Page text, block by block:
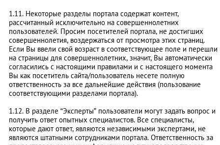
1.11. Некоторые разделы портала содержат контент,
рассчитанный исключительно на совершеннолетних
пользователей. Просим посетителей портала, не достигших
совершеннолетия, воздержаться от просмотра этих страниц.
Если Вы ввели свой возраст в соответствующее поле и перешли
на страницы для совершеннолетних, значит, Вы автоматически
согласились с настоящими правилами и с настоящего момента
Вы как посетитель сайта/пользователь несете полную
ответственность за все дальнейшие действия (пользование
соответствующими разделами портала).
1.12. В разделе “Эксперты” пользователи могут задать вопрос и
получить ответ опытных специалистов. Все специалисты,
которые дают ответ, являются независимыми экспертами, не
являются штатными сотрудниками портала. Ответственность за